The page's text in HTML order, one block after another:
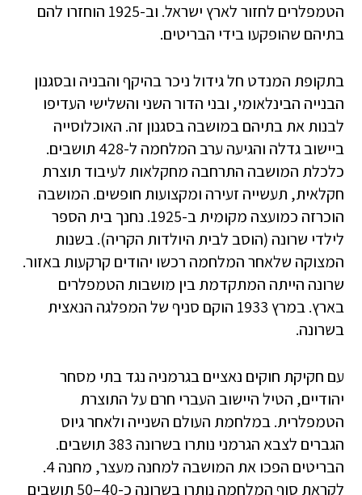
הטמפלרים לחזור לארץ ישראל. וב-1925 הוחזרו להם
בתיהם שהופקעו בידי הבריטים.
בתקופת המנדט חל גידול ניכר בהיקף והבניה ובסגנון
הבנייה הבינלאומי, ובני הדור השני והשלישי העדיפו
לבנות את בתיהם במושבה בסגנון זה. האוכלוסייה
ביישוב גדלה והגיעה ערב המלחמה ל-428 תושבים.
כלכלת המושבה התרחבה מחקלאות לעיבוד תוצרת
חקלאית, תעשייה זעירה ומקצועות חופשים. המושבה
הוכרזה כמועצה מקומית ב-1925. נחנך בית הספר
לילדי שרונה (הוסב לבית היולדות הקריה). בשנות
המצוקה שלאחר המלחמה רכשו יהודים קרקעות באזור.
שרונה הייתה המתקדמת בין מושבות הטמפלרים
בארץ. במרץ 1933 הוקם סניף של המפלגה הנאצית
בשרונה.
עם חקיקת חוקים נאציים בגרמניה נגד בתי מסחר
יהודיים, הטיל היישוב העברי חרם על התוצרת
הטמפלרית. במלחמת העולם השנייה ולאחר גיוס
הגברים לצבא הגרמני נותרו בשרונה 383 תושבים.
הבריטים הפכו את המושבה למחנה מעצר, מחנה 4.
לקראת סוף המלחמה נותרו בשרונה כ-40–50 תושבים